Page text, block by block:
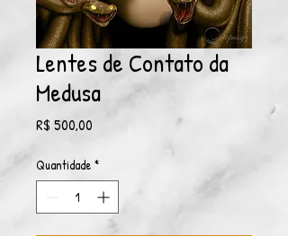
Lentes de Contato da
Medusa
R$ 500,00
Quantidade *